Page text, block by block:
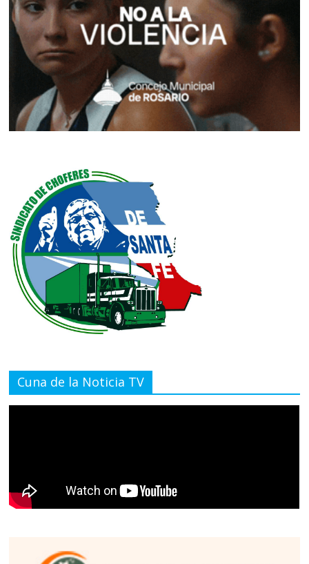
Cuna de la Noticia TV